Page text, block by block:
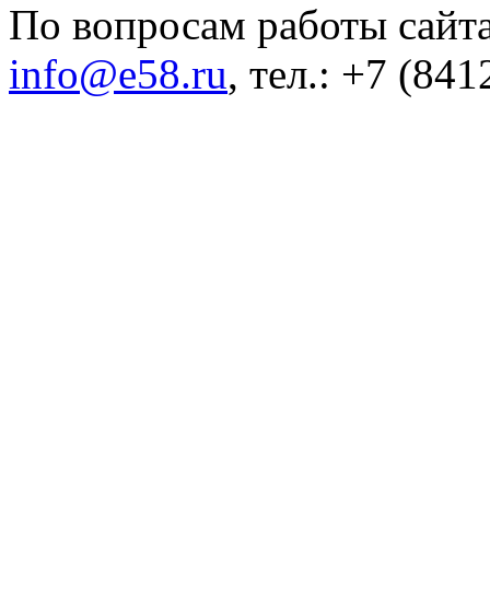
По вопросам работы
info@e58.ru, тел.: +7